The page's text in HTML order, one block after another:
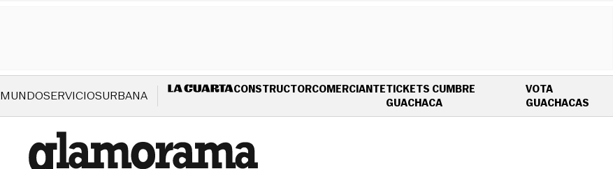
MUNDOSERVICIOSURBANA CONSTRUCTORCOMERCIANTETICKETS CUMBRE
GUACHACAOPENS IN NEW WINDOW
VOTA
GUACHACAS